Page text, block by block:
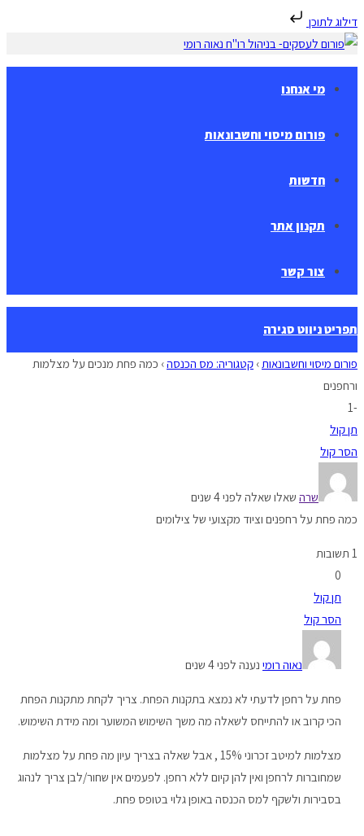
דילוג לתוכן
Skip
to
contentמי אנחנו
פורום מיסוי וחשבונאות
חדשות
תקנון אתר
צור קשר
תפריט ניווט סגירה
פורום מיסוי וחשבונאות› קטגוריה: מס הכנסה› כמה פחת מנכים על מצלמות
ורחפנים
-1
תן קול
הסר קול
שרה שאלו שאלה לפני 4 שנים
כמה פחת על רחפנים וציוד מקצועי של צילומים
1 תשובות
0
תן קול
הסר קול
נאוה רומי נענה לפני 4 שנים
פחת על רחפן לדעתי לא נמצא בתקנות הפחת. צריך לקחת מתקנות הפחת
הכי קרוב או להתייחס לשאלה מה משך השימוש המשוער ומה מידת השימוש.
מצלמות למיטב זכרוני 15% , אבל שאלה בצריך עיון מה פחת על מצלמות
שמחוברות לרחפן ואין להן קיום ללא רחפן. לפעמים אין שחור/לבן צריך לנהוג
בסבירות ולשקף למס הכנסה באופן גלוי בטופס פחת.